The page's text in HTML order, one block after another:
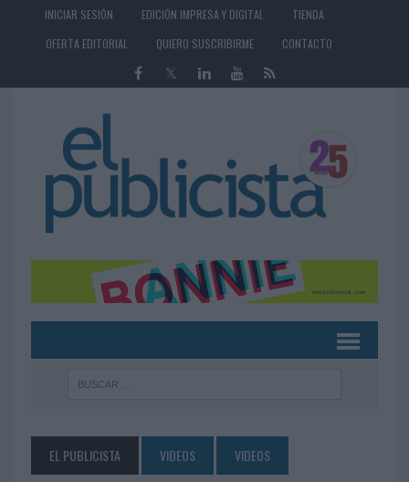
INICIAR SESIÓN EDICIÓN IMPRESA Y DIGITAL
TIENDA
OFERTA EDITORIAL
QUIERO SUSCRIBIRME CONTACTO
EL PUBLICISTA VIDEOS VIDEOS